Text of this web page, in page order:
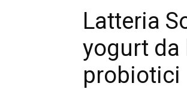
Latteria
yogurt da
probiotici